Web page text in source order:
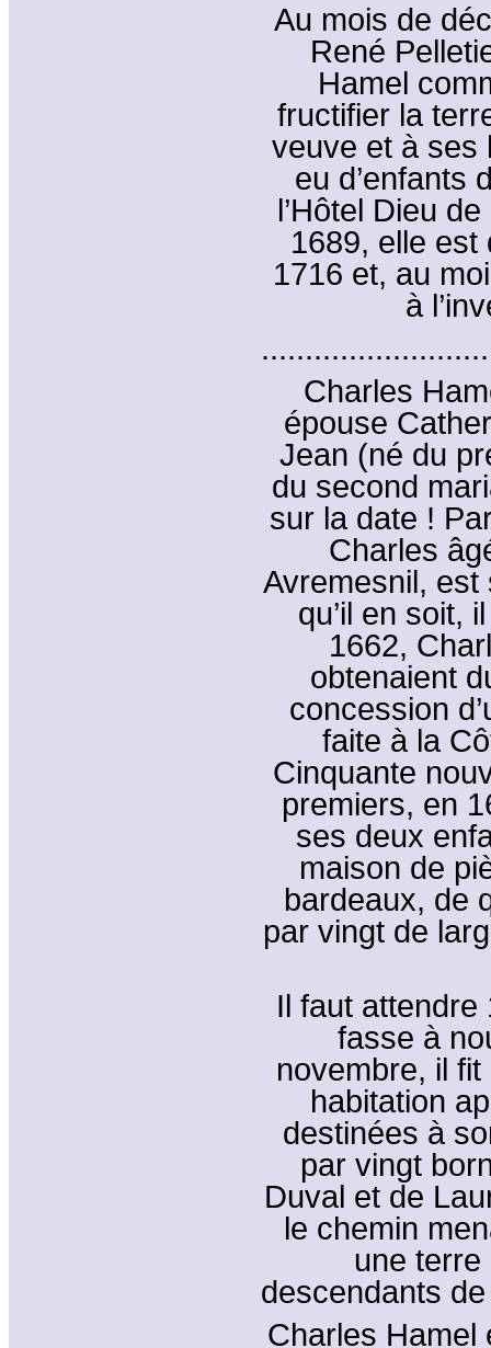
Au mois de
René
Hamel
fructifier la
veuve et à ses
eu d’enfants
l’Hôtel Dieu
1689, elle est
1716 et, au
à
Charles
épouse
Jean (né du
du second
sur la date !
Charles
Avremesnil,
qu’il en soit,
1662,
obtenaient
concession
faite à la
Cinquante
premiers, en
ses deux
maison de
bardeaux, de
par vingt de
Il faut attendre
fasse à
novembre, il fit
habitation
destinées à
par vingt
Duval et de
le chemin
une
descendants
Charles Hamel